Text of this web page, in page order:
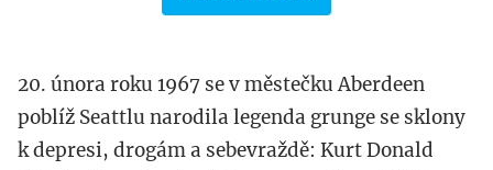
20. února roku 1967 se v městečku Aberdeen
poblíž Seattlu narodila legenda grunge se sklony
k depresi, drogám a sebevraždě: Kurt Donald